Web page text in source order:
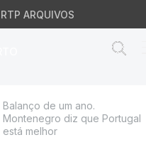
RTP ARQUIVOS
melhor
Balanço de um ano.
Montenegro diz que Portugal
está melhor